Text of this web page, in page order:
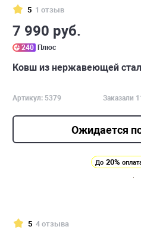
5 1 отзыв
7 990 руб.
240 Плюс
Ковш из нержавеющей
Артикул: 5379 Заказали
Ожидается
До 20%
5 4 отзыва